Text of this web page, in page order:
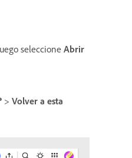
seleccione Abrir
> Volver a esta